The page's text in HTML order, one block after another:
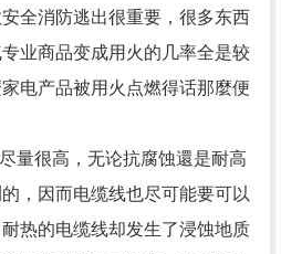
全消防逃出很重要，很多东西
业商品变成用火的几率全是较
电产品被用火点燃得话那麼便
量很高，无论抗腐蚀還是耐高
，因而电缆线也尽可能要可以
热的电缆线却发生了浸蚀地质